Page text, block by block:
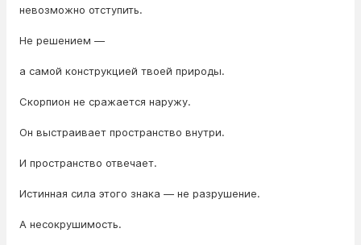
невозможно отступить.
Не решением —
а самой конструкцией твоей природы.
Скорпион не сражается наружу.
Он выстраивает пространство внутри.
И пространство отвечает.
Истинная сила этого знака — не разрушение.
А несокрушимость.